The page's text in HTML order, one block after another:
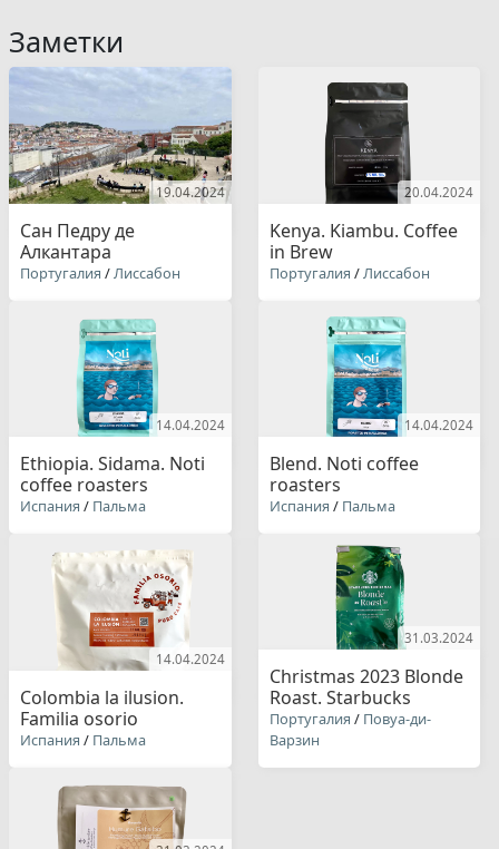
Заметки
19.04.2024
Сан Педру де
Алкантара
Португалия /Лиссабон
20.04.2024
Kenya. Kiambu. Coffee
in Brew
Португалия /Лиссабон
14.04.2024
Ethiopia. Sidama. Noti
coffee roasters
Испания / Пальма
14.04.2024
Blend. Noti coffee
roasters
Испания / Пальма
14.04.2024
Colombia la ilusion.
Familia osorio
Испания / Пальма
31.03.2024
Christmas 2023 Blonde
Roast. Starbucks
Португалия / Повуа-ди-
Варзин